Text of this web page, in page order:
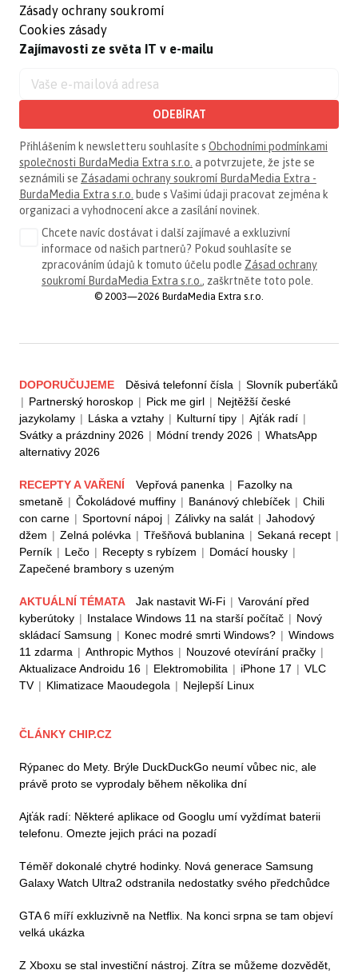
Zásady ochrany soukromí
Cookies zásady
Zajímavosti ze světa IT v e-mailu
ODEBÍRAT
Přihlášením k newsletteru souhlasíte s Obchodními podmínkami
společnosti BurdaMedia Extra s.r.o. a potvrzujete, že jste se
seznámili se Zásadami ochrany soukromí BurdaMedia Extra -
BurdaMedia Extra s.r.o. bude s Vašimi údaji pracovat zejména k
organizaci a vyhodnocení akce a zasílání novinek.
Chcete navíc dostávat i další zajímavé a exkluzivní
informace od našich partnerů? Pokud souhlasíte se
zpracováním údajů k tomuto účelu podle Zásad ochrany
soukromí BurdaMedia Extra s.r.o. , zaškrtněte toto pole.
© 2003—2026 BurdaMedia Extra s.r.o.
DOPORUČUJEME Děsivá telefonní čísla | Slovník puberťáků
| Partnerský horoskop | Pick me girl | Nejtěžší české
jazykolamy | Láska a vztahy | Kulturní tipy | Ajťák radí |
Svátky a prázdniny 2026 | Módní trendy 2026 | WhatsApp
alternativy 2026
RECEPTY A VAŘENÍ Vepřová panenka | Fazolky na
smetaně | Čokoládové muffiny | Banánový chlebíček | Chili
con carne | Sportovní nápoj | Zálivky na salát | Jahodový
džem | Zelná polévka | Třešňová bublanina | Sekaná recept |
Perník | Lečo | Recepty s rybízem | Domácí housky |
Zapečené brambory s uzeným
AKTUÁLNÍ TÉMATA Jak nastavit Wi-Fi | Varování před
kyberútoky | Instalace Windows 11 na starší počítač | Nový
skládací Samsung | Konec modré smrti Windows? | Windows
11 zdarma | Anthropic Mythos | Nouzové otevírání pračky |
Aktualizace Androidu 16 | Elektromobilita | iPhone 17 | VLC
TV | Klimatizace Maoudegola | Nejlepší Linux
ČLÁNKY CHIP.CZ
Rýpanec do Mety. Brýle DuckDuckGo neumí vůbec nic, ale
právě proto se vyprodaly během několika dní
Ajťák radí: Některé aplikace od Googlu umí vyždímat baterii
telefonu. Omezte jejich práci na pozadí
Téměř dokonalé chytré hodinky. Nová generace Samsung
Galaxy Watch Ultra2 odstranila nedostatky svého předchůdce
GTA 6 míří exkluzivně na Netflix. Na konci srpna se tam objeví
velká ukázka
Z Xboxu se stal investiční nástroj. Zítra se můžeme dozvědět,